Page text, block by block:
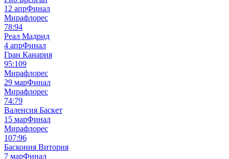
12 апрФинал
Мирафлорес
78:94
Реал Мадрид
4 апрФинал
Гран Канария
95:109
Мирафлорес
29 марФинал
Мирафлорес
74:79
Валенсия Баскет
15 марФинал
Мирафлорес
107:96
Баскония Витория
7 марФинал